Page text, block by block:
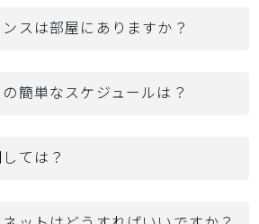
スは部屋にありますか？
簡単なスケジュールは？
ては？